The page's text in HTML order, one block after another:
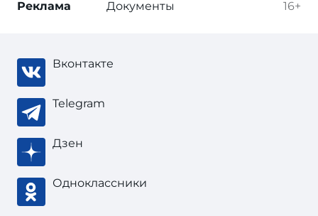
16+
Реклама Документы
Вконтакте
Telegram
Дзен
Одноклассники